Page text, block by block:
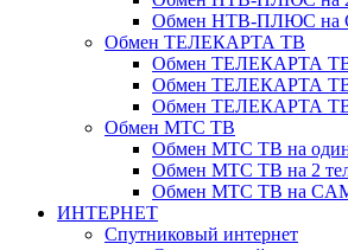
Обмен НТВ-ПЛЮС на
Обмен ТЕЛЕКАРТА ТВ
Обмен ТЕЛЕКАРТА ТВ
Обмен ТЕЛЕКАРТА ТВ
Обмен ТЕЛЕКАРТА
Обмен МТС ТВ
Обмен МТС ТВ на один
Обмен МТС ТВ на 2
Обмен МТС ТВ на
ИНТЕРНЕТ
Спутниковый интернет